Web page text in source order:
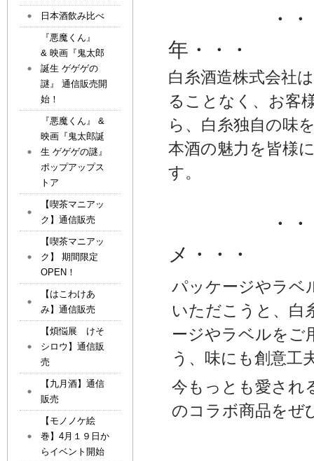
・・・創
年・・・
白糸酒造株式会社
ることなく、お客
ら、白糸独自の味
本酒の魅力を皆様
す。
・・・新
メ・・・
パッケージやラベ
いただこうと、白
ージやラベルをご
う、味にも創意工
今もっとも愛され
のコラボ商品をぜ
日本酒飲み比べ
『悪魔くん』
& 映画『鬼太郎
誕生 ゲゲゲの
謎』 通信販売開
始！
『悪魔くん』 &
映画『鬼太郎誕
生 ゲゲゲの謎』
ポップアップス
トア
【喫茶マニアッ
ク】通信販売
【喫茶マニアッ
ク】 期間限定
OPEN！
【はこわけあ
み】通信販売
【煩悩展 けそ
シロウ】通信販
売
【九月酒】通信
販売
【モノノケ絵
巻】4月１９日か
らイベント開始